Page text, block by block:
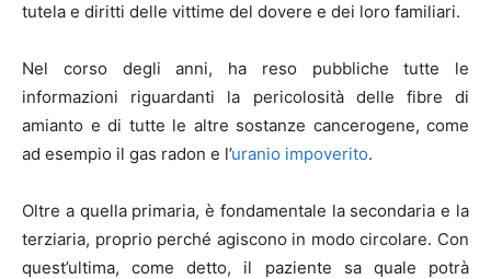
tutela e diritti delle vittime del dovere e dei loro familiari.
Nel corso degli anni, ha reso pubbliche tutte le
informazioni riguardanti la pericolosità delle fibre di
amianto e di tutte le altre sostanze cancerogene, come
ad esempio il gas radon e l’uranio impoverito.
Oltre a quella primaria, è fondamentale la secondaria e la
terziaria, proprio perché agiscono in modo circolare. Con
quest’ultima, come detto, il paziente sa quale potrà